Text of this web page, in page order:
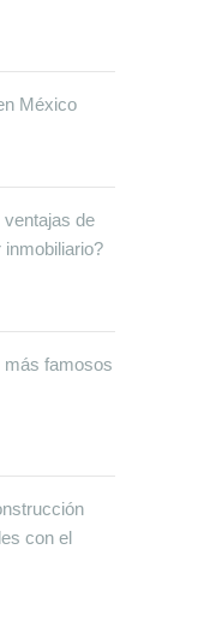
México
de
más famosos
con el